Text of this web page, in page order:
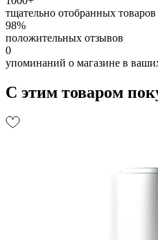
тщательно отобранных товаров
98%
положительных отзывов
0
упоминаний о магазине в
С этим товаром